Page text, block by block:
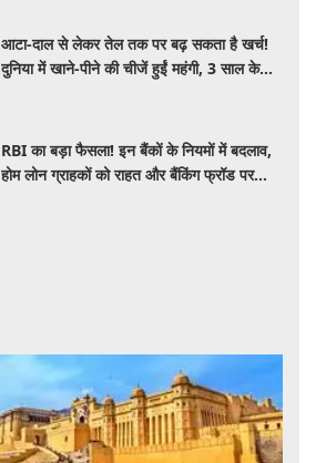
आटा-दाल से लेकर तेल तक पर बढ़ सकता है खर्च!
दुनिया में खाने-पीने की चीजें हुईं महंगी, 3 साल के
RBI का बड़ा फैसला! इन बैंकों के नियमों में बदलाव,
होम लोन ग्राहकों को राहत और बैंकिंग फ्रॉड पर